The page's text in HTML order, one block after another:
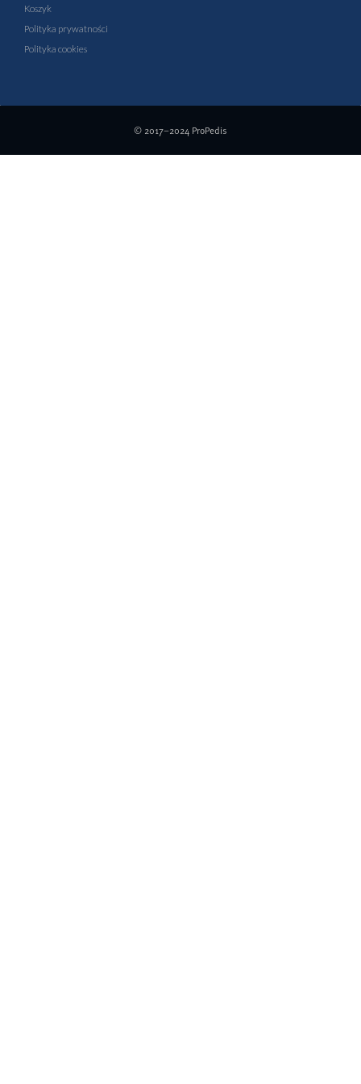
Koszyk
Polityka prywatności
Polityka cookies
© 2017–2024 ProPedis